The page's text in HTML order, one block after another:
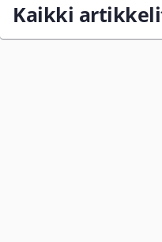
Kaikki